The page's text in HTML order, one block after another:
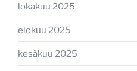
lokakuu 2025
elokuu 2025
kesäkuu 2025